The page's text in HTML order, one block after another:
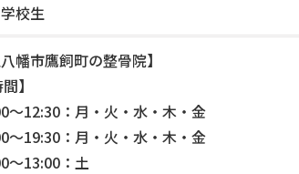
校生
幡市鷹飼町の整骨院】
】
～12:30：月・火・水・木・金
～19:30：月・火・水・木・金
～13:00：土